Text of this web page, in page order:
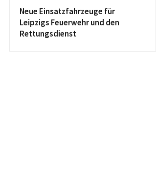
Neue Einsatzfahrzeuge für
Leipzigs Feuerwehr und den
Rettungsdienst